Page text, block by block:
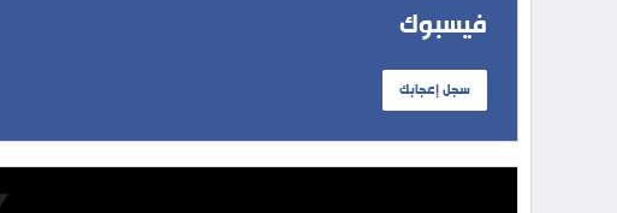
فيسبوك
سجل إعجابك